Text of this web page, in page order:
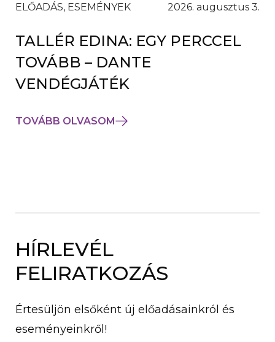
ELŐADÁS, ESEMÉNYEK 2026. augusztus 3.
TALLÉR EDINA: EGY PERCCEL
TOVÁBB – DANTE
VENDÉGJÁTÉK
TOVÁBB OLVASOM
HÍRLEVÉL
FELIRATKOZÁS
Értesüljön elsőként új előadásainkról és
eseményeinkről!